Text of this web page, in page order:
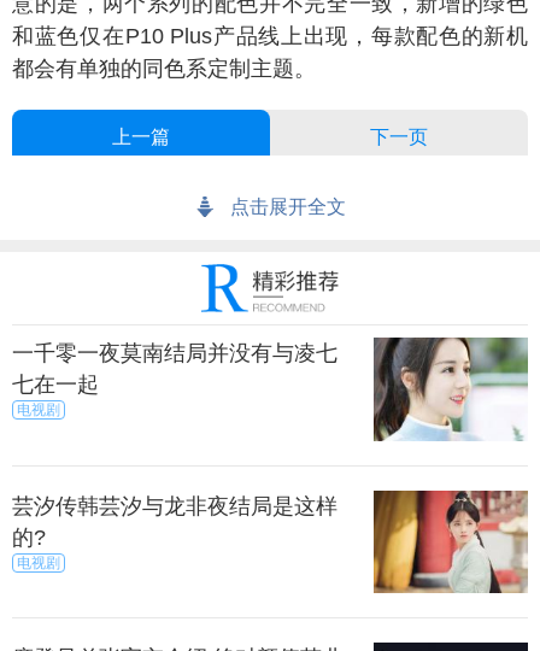
和蓝色仅在P10 Plus产品线上出现，每款配色的新机
都会有单独的同色系定制主题。
上一篇 下一页
点击展开全文
一千零一夜莫南结局并没有与凌七
七在一起
电视剧
芸汐传韩芸汐与龙非夜结局是这样
的?
电视剧